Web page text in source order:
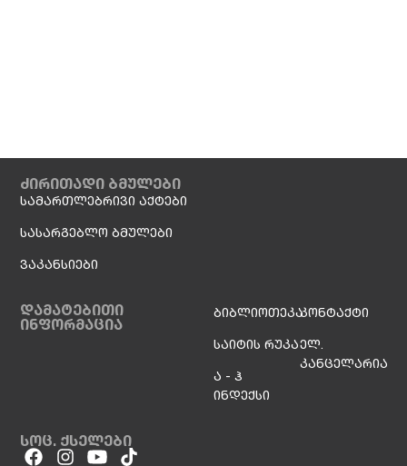
ძირითადი ბმულები
სამართლებრივი აქტები
სასარგებლო ბმულები
ვაკანსიები
დამატებითი
ინფორმაცია
ბიბლიოთეკა
საიტის რუკა
ა - ჰ
ინდექსი
კონტაქტი
ელ.
კანცელარია
სოც. ქსელები